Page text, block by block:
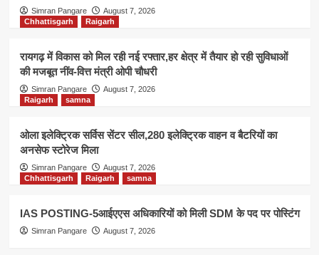
Simran Pangare
August 7, 2026
Chhattisgarh
Raigarh
रायगढ़ में विकास को मिल रही नई रफ्तार,हर क्षेत्र में तैयार हो रही सुविधाओं
की मजबूत नींव-वित्त मंत्री ओपी चौधरी
Simran Pangare
August 7, 2026
Raigarh
samna
ओला इलेक्ट्रिक सर्विस सेंटर सील,280 इलेक्ट्रिक वाहन व बैटरियों का
अनसेफ स्टोरेज मिला
Simran Pangare
August 7, 2026
Chhattisgarh
Raigarh samna
IAS POSTING-5आईएएस अधिकारियों को मिली SDM के पद पर पोस्टिंग
Simran Pangare August 7, 2026